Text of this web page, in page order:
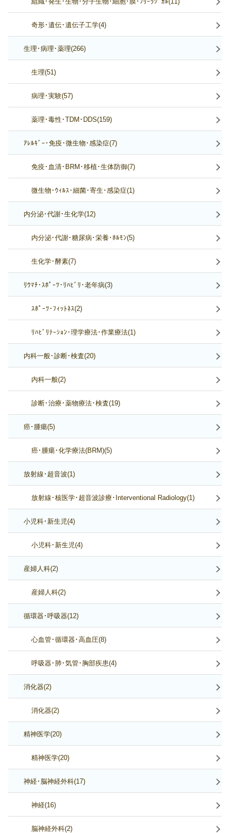
奇形･遺伝･遺伝子工学(4)
生理･病理･薬理(266)
生理(51)
病理･実験(57)
薬理･毒性･TDM･DDS(159)
ｱﾚﾙｷﾞｰ･免疫･微生物･感染症(7)
免疫･血清･BRM･移植･生体防御(7)
微生物･ｳｨﾙｽ･細菌･寄生･感染症(1)
内分泌･代謝･生化学(12)
内分泌･代謝･糖尿病･栄養･ﾎﾙﾓﾝ(5)
生化学･酵素(7)
ﾘｳﾏﾁ･ｽﾎﾟｰﾂ･ﾘﾊﾋﾞﾘ･老年病(3)
ｽﾎﾟｰﾂ･ﾌｨｯﾄﾈｽ(2)
ﾘﾊﾋﾞﾘﾃｰｼｮﾝ･理学療法･作業療法(1)
内科一般･診断･検査(20)
内科一般(2)
診断･治療･薬物療法･検査(19)
癌･腫瘍(5)
癌･腫瘍･化学療法(BRM)(5)
放射線･超音波(1)
放射線･核医学･超音波診療･Interventional Radiology(1)
小児科･新生児(4)
小児科･新生児(4)
産婦人科(2)
産婦人科(2)
循環器･呼吸器(12)
心血管･循環器･高血圧(8)
呼吸器･肺･気管･胸部疾患(4)
消化器(2)
消化器(2)
精神医学(20)
精神医学(20)
神経･脳神経外科(17)
神経(16)
脳神経外科(2)